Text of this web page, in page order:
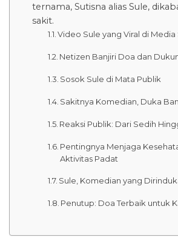
ternama, Sutisna alias Sule,
sakit.
Video Sule yang Viral di Media
Netizen Banjiri Doa dan
Sosok Sule di Mata Publik
Sakitnya Komedian, Duka
Reaksi Publik: Dari Sedih
Pentingnya Menjaga
Aktivitas Padat
Sule, Komedian yang
Penutup: Doa Terbaik untuk